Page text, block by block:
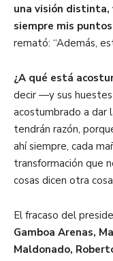
una visión distinta,
siempre mis
remató: “Además,
¿A qué está
decir —y sus
acostumbrado a dar
tendrán razón,
ahí siempre, cada
transformación que
cosas dicen otra
El fracaso del
Gamboa Arenas,
Maldonado,